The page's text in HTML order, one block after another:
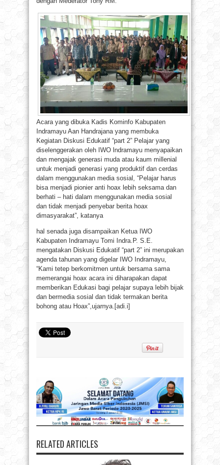
Acara yang dibuka Kadis Kominfo Kabupaten
Indramayu Aan Handrajana yang membuka
Kegiatan Diskusi Edukatif “part 2” Pelajar yang
diselenggerakan oleh IWO lndramayu menyapaikan
dan mengajak generasi muda atau kaum millenial
untuk menjadi generasi yang produktif dan cerdas
dalam menggunakan media sosial, “Pelajar harus
bisa menjadi pionier anti hoax lebih seksama dan
berhati – hati dalam menggunakan media sosial
dan tidak menjadi penyebar berita hoax
dimasyarakat”, katanya
hal senada juga disampaikan Ketua IWO
Kabupaten Indramayu Tomi Indra.P. S.E.
mengatakan Diskusi Edukatif “part 2” ini merupakan
agenda tahunan yang digelar IWO Indramayu,
“Kami tetep berkomitmen untuk bersama sama
memerangai hoax acara ini diharapakan dapat
memberikan Edukasi bagi pelajar supaya lebih bijak
dan bermedia sosial dan tidak termakan berita
bohong atau Hoax”,ujarnya.[adi.i]
RELATED ARTICLES